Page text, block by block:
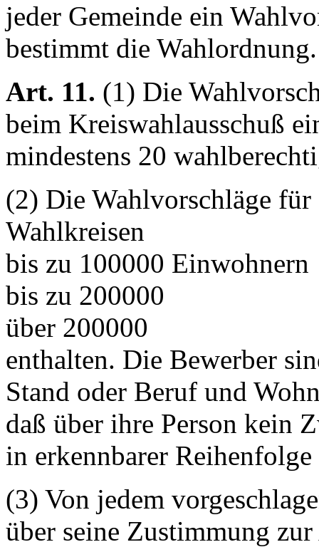
jeder Gemeinde ein
bestimmt die Wahlordnung.
Art. 11. (1) Die
beim Kreiswahlausschuß
mindestens 20
(2) Die Wahlvorschläge
Wahlkreisen
bis zu 100000
bis zu 200000 8
über 200000 12
enthalten. Die Bewerber
Stand oder Beruf und
daß über ihre Person kein
in erkennbarer
(3) Von jedem
über seine Zustimmung